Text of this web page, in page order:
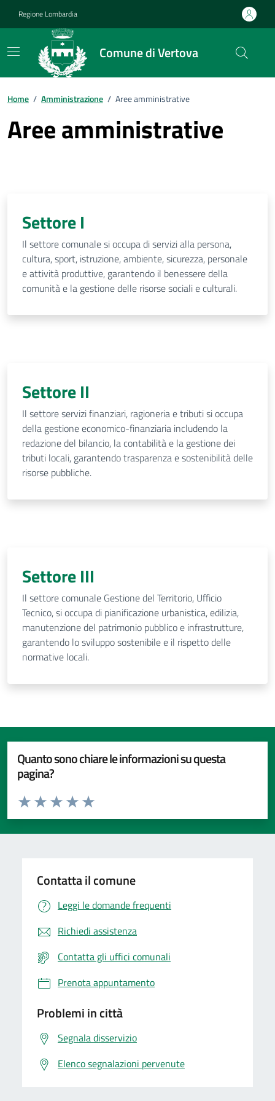
Regione Lombardia
Comune di Vertova
Home / Amministrazione / Aree amministrative
Aree amministrative
Settore I
Il settore comunale si occupa di servizi alla persona,
cultura, sport, istruzione, ambiente, sicurezza, personale
e attività produttive, garantendo il benessere della
comunità e la gestione delle risorse sociali e culturali.
Settore II
Il settore servizi finanziari, ragioneria e tributi si occupa
della gestione economico-finanziaria includendo la
redazione del bilancio, la contabilità e la gestione dei
tributi locali, garantendo trasparenza e sostenibilità delle
risorse pubbliche.
Settore III
Il settore comunale Gestione del Territorio, Ufficio
Tecnico, si occupa di pianificazione urbanistica, edilizia,
manutenzione del patrimonio pubblico e infrastrutture,
garantendo lo sviluppo sostenibile e il rispetto delle
normative locali.
Quanto sono chiare le informazioni su questa
pagina?
Valuta da 1 a 5 stelle la pagina
Valuta 5 stelle su 5
Valuta 4 stelle su 5
Valuta 3 stelle su 5
Valuta 2 stelle su 5
Valuta 1 stelle su 5
Contatta il comune
Leggi le domande frequenti
Richiedi assistenza
Contatta gli uffici comunali
Prenota appuntamento
Problemi in città
Segnala disservizio
Elenco segnalazioni pervenute